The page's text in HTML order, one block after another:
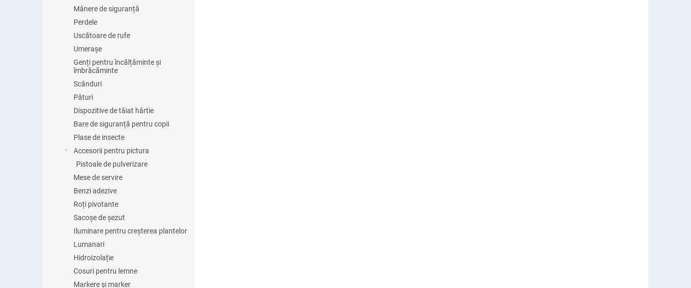
Mânere de siguranță
Perdele
Uscătoare de rufe
Umerașe
Genți pentru încălțăminte și
îmbrăcăminte
Scânduri
Pături
Dispozitive de tăiat hârtie
Bare de siguranță pentru copii
Plase de insecte
Accesorii pentru pictura
Pistoale de pulverizare
Mese de servire
Benzi adezive
Roți pivotante
Sacoșe de șezut
Iluminare pentru creșterea plantelor
Lumanari
Hidroizolație
Cosuri pentru lemne
Markere și marker